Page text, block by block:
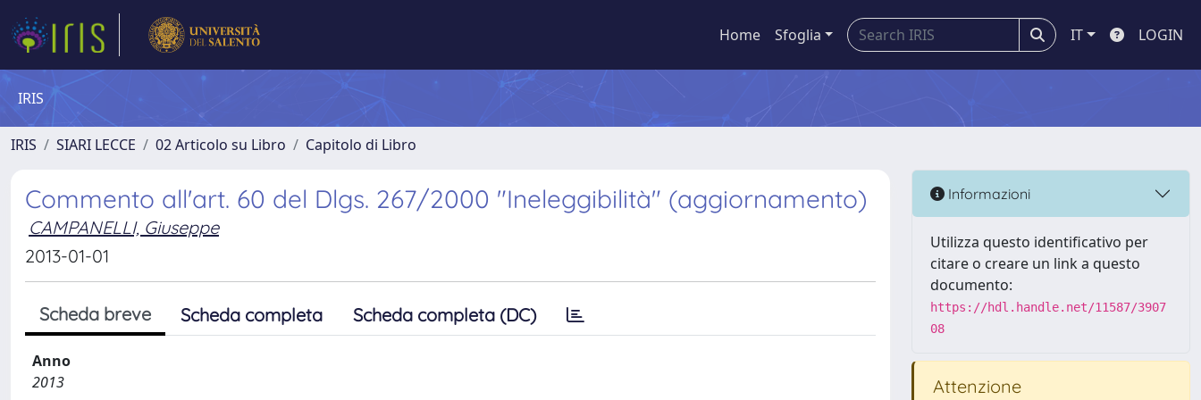
Home Sfoglia IT LOGIN
IRIS
IRIS SIARI LECCE 02 Articolo su Libro Capitolo di Libro
Commento all'art. 60 del Dlgs. 267/2000 "Ineleggibilità" (aggiornamento)
CAMPANELLI, Giuseppe
2013-01-01
Scheda breve Scheda completa Scheda completa (DC)
Anno
2013
Informazioni
Utilizza questo identificativo per
citare o creare un link a questo
documento:
https://hdl.handle.net/11587/3907
08
Attenzione